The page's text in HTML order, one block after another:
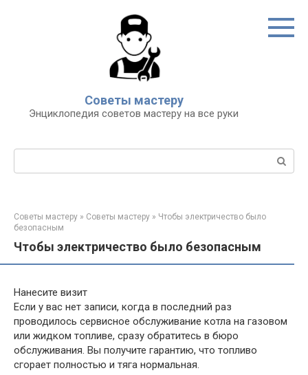
Советы мастеру
Энциклопедия советов мастеру на все руки
Поиск:
Советы мастеру » Советы мастеру » Чтобы электричество было
безопасным
Чтобы электричество было безопасным
Нанесите визит
Если у вас нет записи, когда в последний раз
проводилось сервисное обслуживание котла на газовом
или жидком топливе, сразу обратитесь в бюро
обслуживания. Вы получите гарантию, что топливо
сгорает полностью и тяга нормальная.